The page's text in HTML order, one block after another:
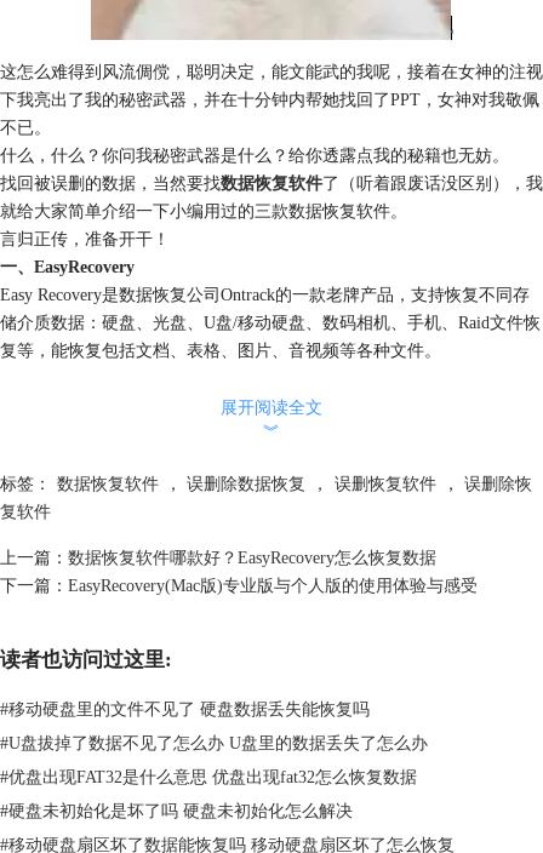
这怎么难得到风流倜傥，聪明决定，能文能武的我呢，接着在女神的注视
下我亮出了我的秘密武器，并在十分钟内帮她找回了PPT，女神对我敬佩
不已。
什么，什么？你问我秘密武器是什么？给你透露点我的秘籍也无妨。
找回被误删的数据，当然要找数据恢复软件了（听着跟废话没区别），我
就给大家简单介绍一下小编用过的三款数据恢复软件。
言归正传，准备开干！
一、EasyRecovery
Easy Recovery是数据恢复公司Ontrack的一款老牌产品，支持恢复不同存
储介质数据：硬盘、光盘、U盘/移动硬盘、数码相机、手机、Raid文件恢
复等，能恢复包括文档、表格、图片、音视频等各种文件。
PPT为例，打开EasyRecover后，首先选择“办公文档”，点击“下一步”，接
着选择“从C盘恢复”，然后点击“扫描”，扫描完成后选择相应的文件夹或
图1：Easy Recovery主界面
展开阅读全文
︾
标签： 数据恢复软件 ， 误删除数据恢复 ， 误删恢复软件 ，
误删除恢
复软件
上一篇： 数据恢复软件哪款好？EasyRecovery怎么恢复数据
下一篇： EasyRecovery(Mac版)专业版与个人版的使用体验与感受
读者也访问过这里:
#移动硬盘里的文件不见了 硬盘数据丢失能恢复吗
#U盘拔掉了数据不见了怎么办 U盘里的数据丢失了怎么办
#优盘出现FAT32是什么意思 优盘出现fat32怎么恢复数据
#硬盘未初始化是坏了吗 硬盘未初始化怎么解决
#移动硬盘扇区坏了数据能恢复吗 移动硬盘扇区坏了怎么恢复